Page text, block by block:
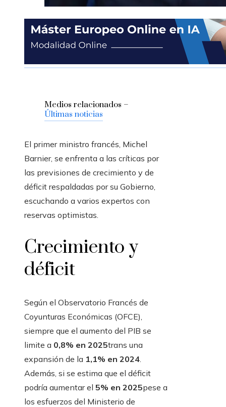
Medios relacionados –
Últimas noticias
El primer ministro francés, Michel
Barnier, se enfrenta a las críticas por
las previsiones de crecimiento y de
déficit respaldadas por su Gobierno,
escuchando a varios expertos con
reservas optimistas.
Crecimiento y
déficit
Según el Observatorio Francés de
Coyunturas Económicas (OFCE),
siempre que el aumento del PIB se
limite a 0,8% en 2025trans una
expansión de la 1,1% en 2024
Además, si se estima que el déficit
podría aumentar el 5% en 2025pese a
los esfuerzos del Ministerio de